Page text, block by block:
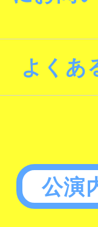
よくあ
公演